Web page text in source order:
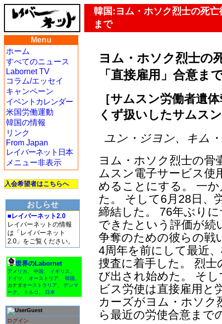
韓国:ヨム・ホソク烈士の死
まで
Menu
ホーム
すべてのニュース
Labornet TV
コラム/エッセイ
キャンペーン
イベントカレンダー
米国労働運動
韓国の情報
リンク
From Japan
レイバーネット日本
メニュー非表示
入会希望者はこちらへ
おしらせ
■レイバーネット2.0
レイバーネットの情報
は「レイバーネット
2.0」をご覧ください。
世界のLabornet
アメリカ 中国 イギリス
ドイツ
オーストリア 韓国
カナダオーストラリア
デンマ
ーク
トルコ 日本
Guest
ログイン
ヨム・ホソク烈士の
「直接雇用」合意ま
［サムスン労働者遺
くず扱いしたサムスン
ユン・ジヨン、キム
ヨム・ホソク烈士の骨
ムスン電子サービス使
めることにする。 一
た。 そして6月28日、
締結した。 76年ぶり
できたという評価が続
争奪のための彼らの戦
4周年を前にして最近
捜査に着手した。 烈
び出され始めた。 そ
ビス労使は直接雇用と
カーズがヨム・ホソク
ら最近の労使合意まで